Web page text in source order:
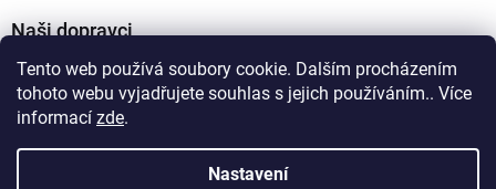
Tento web používá soubory cookie. Dalším procházením
tohoto webu vyjadřujete souhlas s jejich používáním.. Více
informací zde.
Nastavení
Naši dopravci
Vytvořil Shoptet